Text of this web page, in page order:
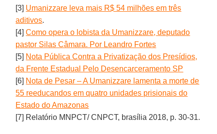
[3] Umanizzare leva mais R$ 54 milhões em três
aditivos.
[4]Como opera o lobista da Umanizzare, deputado
pastor Silas Câmara. Por Leandro Fortes
[5] Nota Pública Contra a Privatização dos Presídios,
da Frente Estadual Pelo Desencarceramento SP
[6] Nota de Pesar – A Umanizzare lamenta a morte de
55 reeducandos em quatro unidades prisionais do
Estado do Amazonas
[7] Relatório MNPCT/ CNPCT, brasília 2018, p. 30-31.